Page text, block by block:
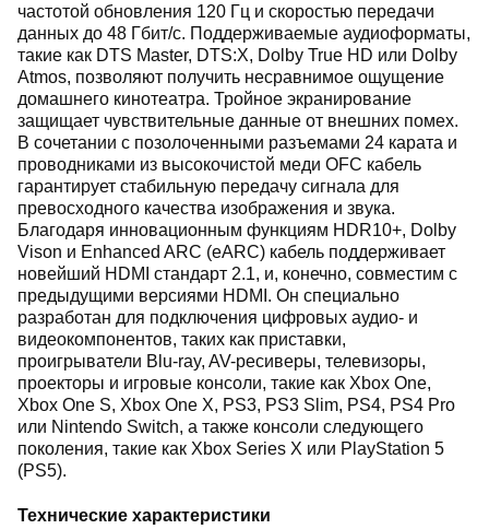
частотой обновления 120 Гц и скоростью передачи
данных до 48 Гбит/с. Поддерживаемые аудиоформаты,
такие как DTS Master, DTS:X, Dolby True HD или Dolby
Atmos, позволяют получить несравнимое ощущение
домашнего кинотеатра. Тройное экранирование
защищает чувствительные данные от внешних помех.
В сочетании с позолоченными разъемами 24 карата и
проводниками из высокочистой меди OFC кабель
гарантирует стабильную передачу сигнала для
превосходного качества изображения и звука.
Благодаря инновационным функциям HDR10+, Dolby
Vison и Enhanced ARC (eARC) кабель поддерживает
новейший HDMI стандарт 2.1, и, конечно, совместим с
предыдущими версиями HDMI. Он специально
разработан для подключения цифровых аудио- и
видеокомпонентов, таких как приставки,
проигрыватели Blu-ray, AV-ресиверы, телевизоры,
проекторы и игровые консоли, такие как Xbox One,
Xbox One S, Xbox One X, PS3, PS3 Slim, PS4, PS4 Pro
или Nintendo Switch, а также консоли следующего
поколения, такие как Xbox Series X или PlayStation 5
(PS5).
Технические характеристики